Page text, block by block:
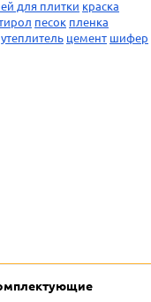
для плитки краска
песок пленка
утеплитель цемент шифер